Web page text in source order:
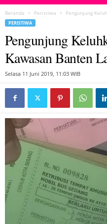
Beranda Peristiwa Pengunjung
PERISTIWA
Pengunjung
Kawasan Banten
Selasa 11 Juni 2019, 11:03 WIB